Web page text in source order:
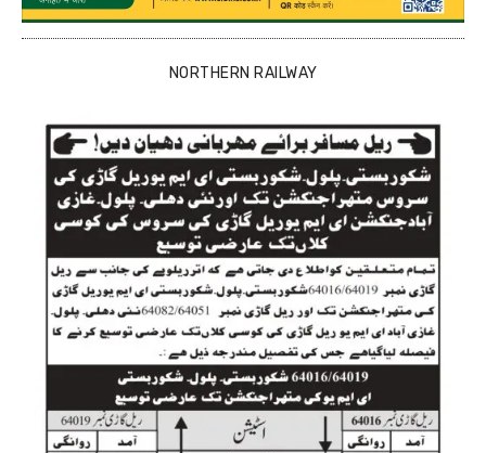
NORTHERN RAILWAY